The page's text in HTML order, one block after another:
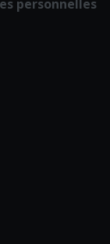
personnelles